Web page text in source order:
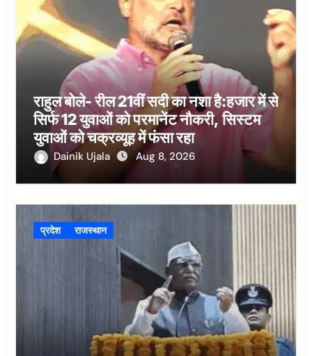
राहुल बोले- रील 21वीं सदी का नशा है:हजार में से
सिर्फ 12 युवाओं को परमानेंट नौकरी, सिस्टम
युवाओं को चक्रव्यूह में फंसा रहा
Dainik Ujala Aug 8, 2026
प्रदेश राजस्थान